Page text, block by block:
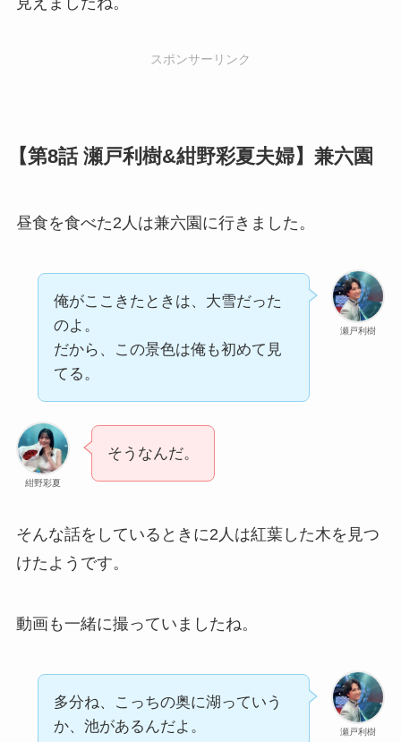
スポンサーリンク
【第8話 瀬戸利樹&紺野彩夏夫婦】兼六園
昼食を食べた2人は兼六園に行きました。
瀬戸利樹
俺がここきたときは、大雪だった
のよ。
だから、この景色は俺も初めて見
てる。
紺野彩夏
そうなんだ。
そんな話をしているときに2人は紅葉した木を見つ
けたようです。
動画も一緒に撮っていましたね。
瀬戸利樹
多分ね、こっちの奥に湖っていう
か、池があるんだよ。